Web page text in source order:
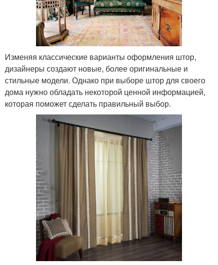
Изменяя классические варианты оформления штор,
дизайнеры создают новые, более оригинальные и
стильные модели. Однако при выборе штор для своего
дома нужно обладать некоторой ценной информацией,
которая поможет сделать правильный выбор.